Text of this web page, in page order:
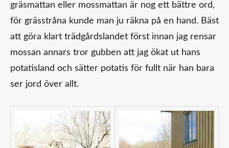
gräsmattan eller mossmattan är nog ett bättre ord,
för grässtråna kunde man ju räkna på en hand. Bäst
att göra klart trädgårdslandet först innan jag rensar
mossan annars tror gubben att jag ökat ut hans
potatisland och sätter potatis för fullt när han bara
ser jord över allt.